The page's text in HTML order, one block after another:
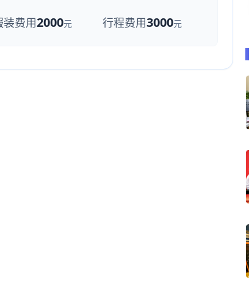
装费用2000元 行程费用3000元